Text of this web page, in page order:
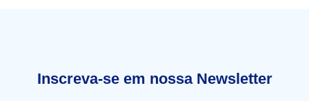
Inscreva-se em nossa Newsletter